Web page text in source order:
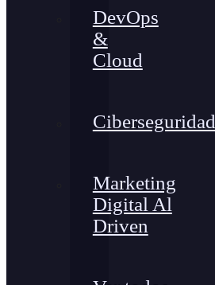
DevOps
&
Cloud
Ciberseguridad
Marketing
Digital Al
Driven